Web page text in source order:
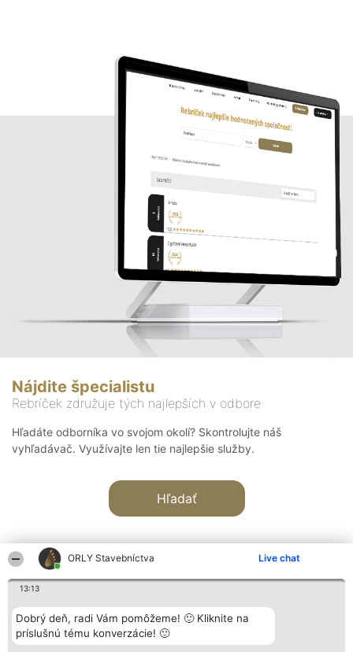
ORLY Stavebníctva Live chat
13:13
Dobrý deň, radi Vám pomôžeme! 🙂 Kliknite na
príslušnú tému konverzácie! 🙂
Nájdite špecialistu
Rebríček združuje tých najlepších v odbore
Hľadáte odborníka vo svojom okolí? Skontrolujte náš
vyhľadávač. Využívajte len tie najlepšie služby.
Hľadať
Organizátor hodnotenia
Bright Side Solutions sp. z o.
o. sp. k.
Hodnotenie
Laureáti
Lista
Kontakt
Kontakt